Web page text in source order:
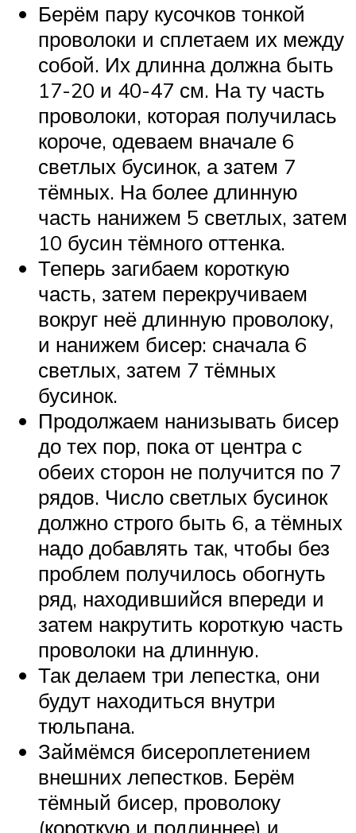
Берём пару кусочков тонкой
проволоки и сплетаем их между
собой. Их длинна должна быть
17-20 и 40-47 см. На ту часть
проволоки, которая получилась
короче, одеваем вначале 6
светлых бусинок, а затем 7
тёмных. На более длинную
часть нанижем 5 светлых, затем
10 бусин тёмного оттенка.
Теперь загибаем короткую
часть, затем перекручиваем
вокруг неё длинную проволоку,
и нанижем бисер: сначала 6
светлых, затем 7 тёмных
бусинок.
Продолжаем нанизывать бисер
до тех пор, пока от центра с
обеих сторон не получится по 7
рядов. Число светлых бусинок
должно строго быть 6, а тёмных
надо добавлять так, чтобы без
проблем получилось обогнуть
ряд, находившийся впереди и
затем накрутить короткую часть
проволоки на длинную.
Так делаем три лепестка, они
будут находиться внутри
тюльпана.
Займёмся бисероплетением
внешних лепестков. Берём
тёмный бисер, проволоку
(короткую и подлиннее) и